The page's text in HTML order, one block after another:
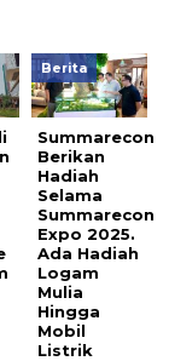
Berita
Summarecon
Berikan
Hadiah
Selama
Summarecon
Expo 2025.
Ada Hadiah
Logam
Mulia
Hingga
Mobil
Listrik